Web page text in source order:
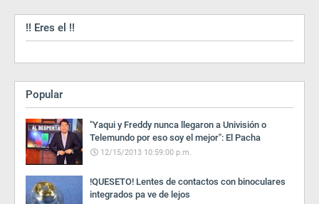
!! Eres el !!
Popular
"Yaqui y Freddy nunca llegaron a Univisión o
Telemundo por eso soy el mejor": El Pacha
12/15/2013 10:59:00 p.m.
!QUESETO! Lentes de contactos con binoculares
integrados pa ve de lejos